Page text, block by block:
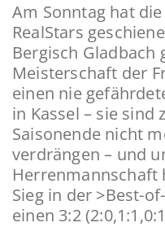
Am Sonntag hat
RealStars
Bergisch Gladbach
Meisterschaft der
einen nie
in Kassel – sie sind
Saisonende nicht
verdrängen – und
Herrenmannschaft
Sieg in der >Best-
einen 3:2